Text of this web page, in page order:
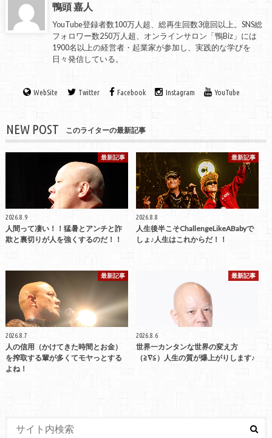
鴨頭 嘉人
YouTube登録者数100万人超、総再生回数3億回以上。SNS総
フォロワー数250万人超、オンラインサロン「鴨Biz」には
1900名以上の経営者・起業家が参加し、実践的な学びを
日々発信している。
WebSite Twitter Facebook Instagram YouTube
NEW POST このライターの最新記事
最新記事
2026.8.9
人間って凄い！！猛暑とアンチと詐
欺と裏切りが人を強くするのだ！！
最新記事
2026.8.8
人生後半こそChallengeLikeABabyで
しょ♪人生はこれからだ！！
最新記事
2026.8.7
人の信用（かけてきた時間とお金）
を搾取する輩が多くてモヤっとする
よね！
最新記事
2026.8.6
世界一カンタンな世界の変え方
（≧∇≦）人生の質が爆上がりします♪